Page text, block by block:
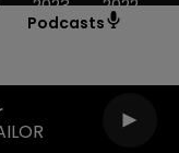
Podcasts
2023 2022